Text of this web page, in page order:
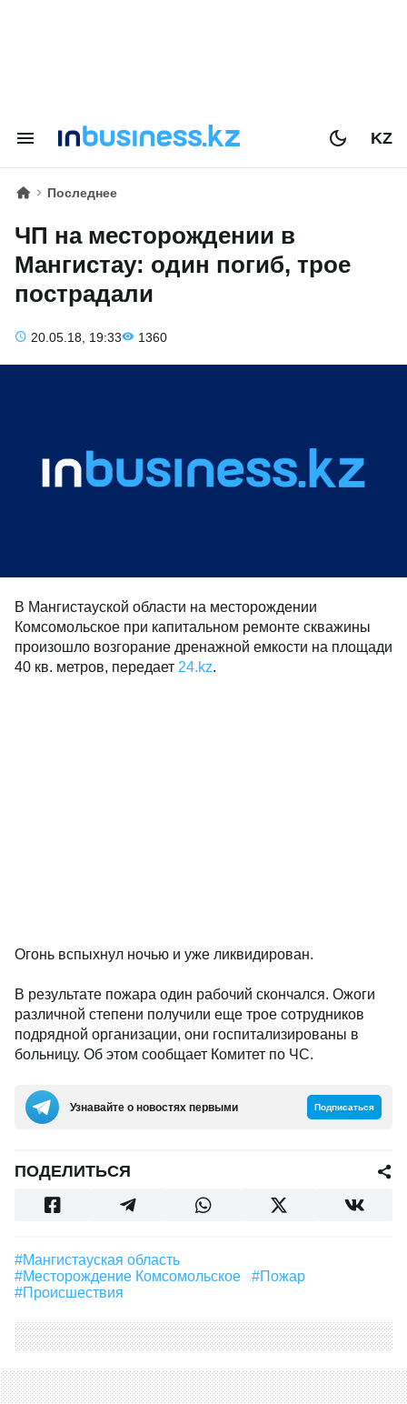
KZ
Последнее
ЧП на месторождении в
Мангистау: один погиб, трое
пострадали
20.05.18, 19:33 1360
В Мангистауской области на месторождении
Комсомольское при капитальном ремонте скважины
произошло возгорание дренажной емкости на площади
40 кв. метров, передает 24.kz.
Огонь вспыхнул ночью и уже ликвидирован.
В результате пожара один рабочий скончался. Ожоги
различной степени получили еще трое сотрудников
подрядной организации, они госпитализированы в
больницу. Об этом сообщает Комитет по ЧС.
Узнавайте о новостях первыми Подписаться
ПОДЕЛИТЬСЯ
#Мангистауская область
#месторождение Комсомольское
#пожар
#Происшествия